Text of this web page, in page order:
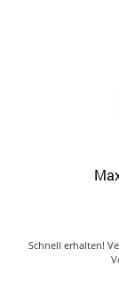
Schnell erhalten!